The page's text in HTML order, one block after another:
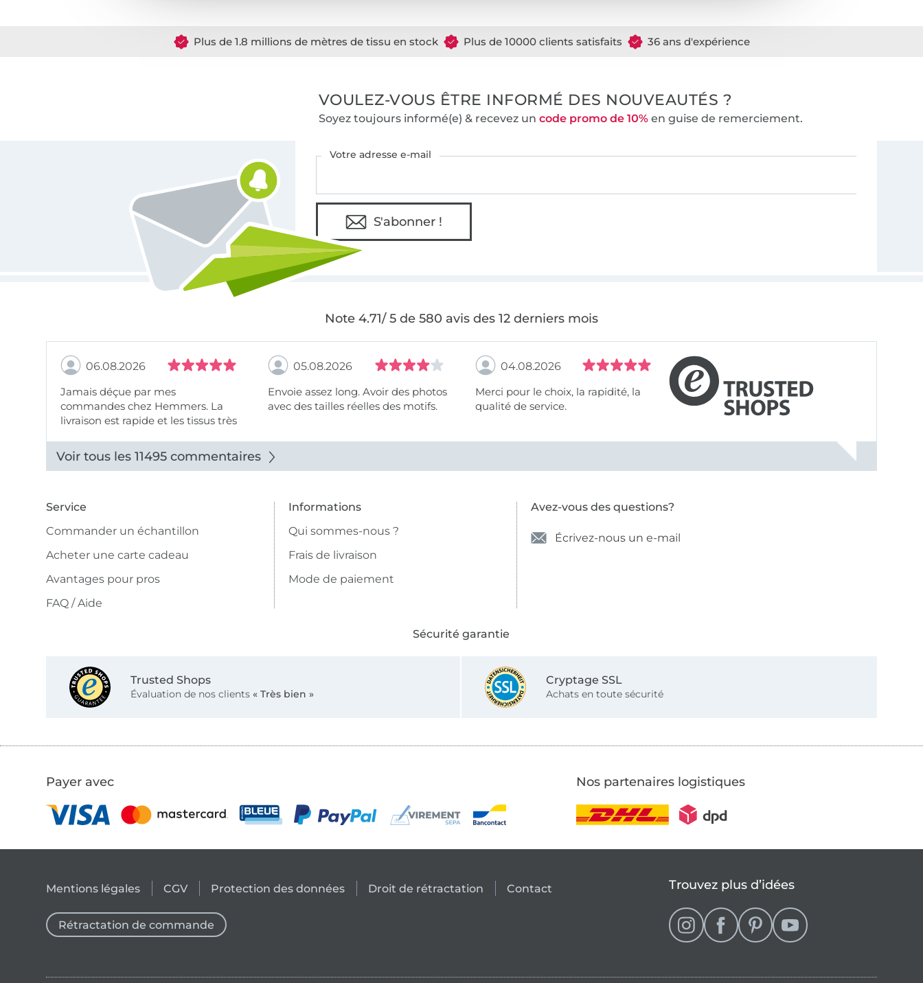
Plus de 1.8 millions de mètres de tissu en stock Plus de 10000 clients satisfaits 36 ans d'expérience
VOULEZ-VOUS ÊTRE INFORMÉ DES NOUVEAUTÉS ?
Soyez toujours informé(e) & recevez un code promo de 10%en guise de remerciement.
Votre adresse e-mail
S'abonner !
Note 4.71/ 5 de 580 avis des 12 derniers mois
06.08.2026
Jamais déçue par mes
commandes chez Hemmers. La
livraison est rapide et les tissus très
05.08.2026
Envoie assez long. Avoir des photos
avec des tailles réelles des motifs.
04.08.2026
Merci pour le choix, la rapidité, la
qualité de service.
Voir tous les 11495 commentaires
Service
Commander un échantillon
Acheter une carte cadeau
Avantages pour pros
FAQ / Aide
Informations
Qui sommes-nous ?
Frais de livraison
Mode de paiement
Avez-vous des questions?
Écrivez-nous un e-mail
Sécurité garantie
Trusted Shops
Évaluation de nos clients « Très bien »
Cryptage SSL
Achats en toute sécurité
Payer avec Nos partenaires logistiques
Mentions légales CGV Protection des données Droit de rétractation Contact
Rétractation de commande
Trouvez plus d’idées